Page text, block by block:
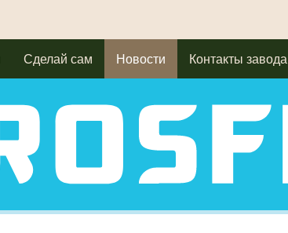
Сделай сам Новости Контакты завода